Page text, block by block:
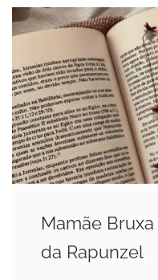
Mamãe
da Rapunzel